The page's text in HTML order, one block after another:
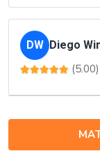
DW Diego
(5.00)